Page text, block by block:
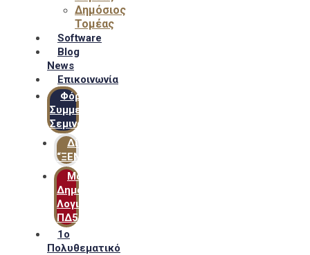
Δημόσιος
Τομέας
Software
Blog
News
Επικοινωνία
Φόρμα
Συμμετοχής
Σεμιναρίων
Δίκτυο
“ΞΕΝΟΦΩΝ”
Μακροχρόνιο
Δημόσιο
Λογιστικό
ΠΔ54
1ο
Πολυθεματικό